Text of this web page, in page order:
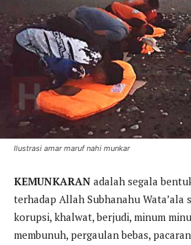
Ilustrasi amar maruf nahi munkar
KEMUNKARAN adalah segala
terhadap Allah Subhanahu Wata’ala
korupsi, khalwat, berjudi, minum
membunuh, pergaulan bebas,